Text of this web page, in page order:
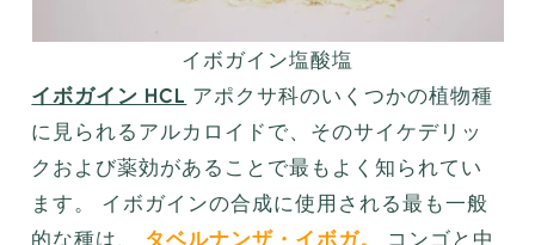
イボガイン塩酸塩
イボガイン HCL アポクサ科のいくつかの植物種
に見られるアルカロイドで、そのサイケデリッ
クおよび薬効があることで最もよく知られてい
ます。 イボガインの合成に使用される最も一般
的な種は、 タベルナンザ・イボガ。
コンゴと中